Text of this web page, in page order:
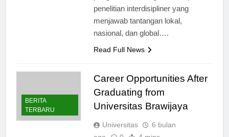
pengetahuan, dengan fokus pada
penelitian interdisipliner yang
menjawab tantangan lokal,
BERITA
Career Opportunities After
Graduating from
Universitas Brawijaya
Universitas
6 bulan